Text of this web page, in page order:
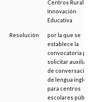
Centros Rurales de
Innovación
Educativa
Resolución
por la que se
establece la
convocatoria para
solicitar auxiliares
de conversación
de lengua inglesa,
para centros
escolares públicos